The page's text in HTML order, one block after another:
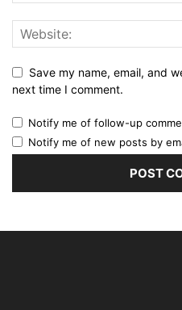
Save my name, email, and
next time I comment.
Notify me of follow-up
Notify me of new posts by